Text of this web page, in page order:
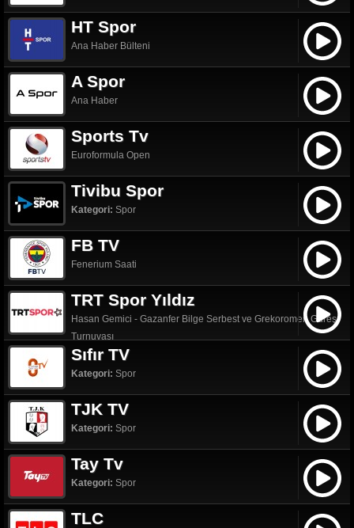
HT Spor
Ana Haber Bülteni
A Spor
Ana Haber
Sports Tv
Euroformula Open
Tivibu Spor
Kategori: Spor
FB TV
Fenerium Saati
TRT Spor Yıldız
Hasan Gemici - Gazanfer Bilge Serbest ve Grekoromen Güreş
Turnuvası
Sıfır TV
Kategori: Spor
TJK TV
Kategori: Spor
Tay Tv
Kategori: Spor
TLC